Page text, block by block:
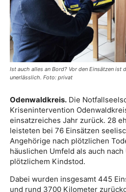
Ist auch alles an Bord? Vor den Einsätzen ist
unerlässlich. Foto: privat
Odenwaldkreis. Die
Krisenintervention
einsatzreiches Jahr zurück. 28
leisteten bei 76 Einsätzen
Angehörige nach plötzlichen
häuslichen Umfeld als auch
plötzlichem Kindstod.
Dabei wurden insgesamt 445
und rund 3700 Kilometer